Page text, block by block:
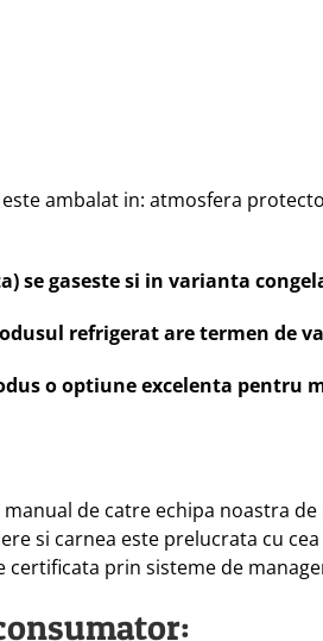
ambalat in: atmosfera
se gaseste si in varianta
refrigerat are termen de
o optiune excelenta pentru
de catre echipa noastra
si carnea este prelucrata cu
prin sisteme de